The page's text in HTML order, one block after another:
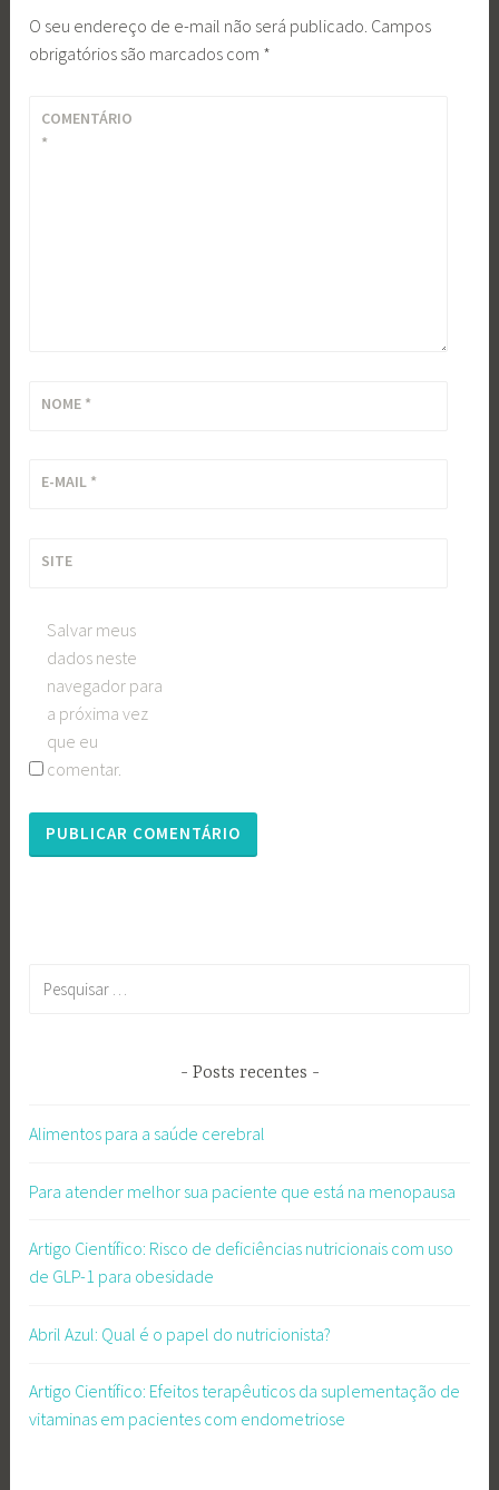
O seu endereço de e-mail não será publicado. Campos
obrigatórios são marcados com *
COMENTÁRIO
*
NOME *
E-MAIL *
SITE
Salvar meus
dados neste
navegador para
a próxima vez
que eu
comentar.
Posts recentes
Alimentos para a saúde cerebral
Para atender melhor sua paciente que está na menopausa
Artigo Científico: Risco de deficiências nutricionais com uso
de GLP-1 para obesidade
Abril Azul: Qual é o papel do nutricionista?
Artigo Científico: Efeitos terapêuticos da suplementação de
vitaminas em pacientes com endometriose